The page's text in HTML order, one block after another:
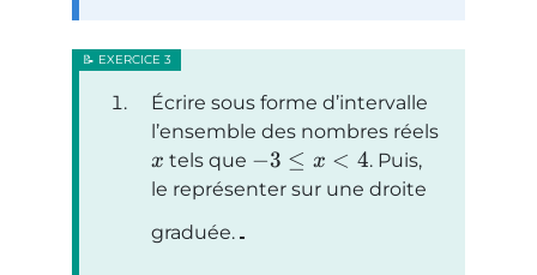
Écrire sous forme d’intervalle
l’ensemble des nombres réels
x tels que −3 ≤ x < 4. Puis,
le représenter sur une droite
graduée.